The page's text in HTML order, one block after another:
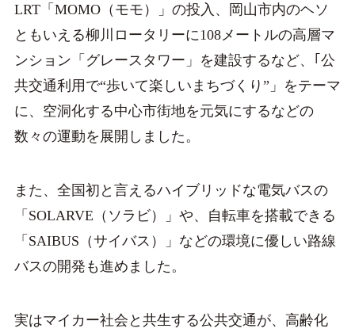
LRT「MOMO（モモ）」の投入、岡山市内のヘソ
ともいえる柳川ロータリーに108メートルの高層マ
ンション「グレースタワー」を建設するなど、｢公
共交通利用で“歩いて楽しいまちづくり”」をテーマ
に、空洞化する中心市街地を元気にするなどの
数々の運動を展開しました。
また、全国初と言えるハイブリッドな電気バスの
「SOLARVE（ソラビ）」や、自転車を搭載できる
「SAIBUS（サイバス）」などの環境に優しい路線
バスの開発も進めました。
実はマイカー社会と共生する公共交通が、高齢化